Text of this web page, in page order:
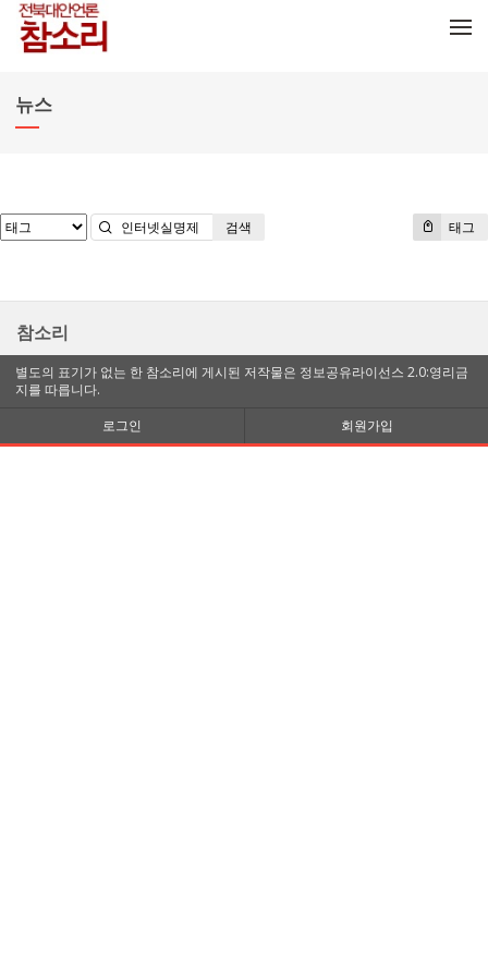
뉴스
태그
검색
참소리
별도의 표기가 없는 한 참소리에 게시된 저작물은 정보공유라이선스 2.0:영리금
지를 따릅니다.
로그인
회원가입